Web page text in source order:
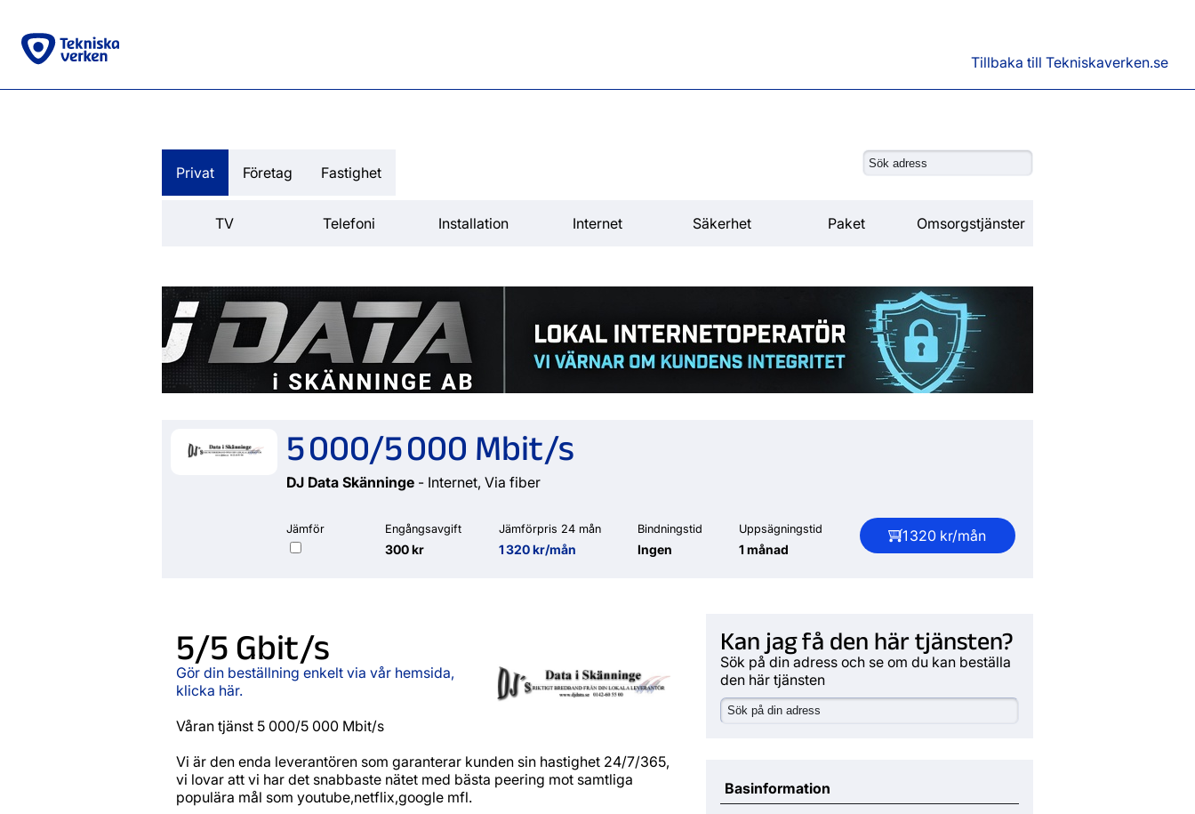
Tillbaka till Tekniskaverken.se
Privat Företag Fastighet
TV Telefoni Installation Internet Säkerhet Paket Omsorgstjänster
5 000/5 000 Mbit/s
DJ Data Skänninge - Internet, Via fiber
Jämför Engångsavgift
300 kr
Jämförpris 24 mån
1 320 kr/mån
Bindningstid
Ingen
Uppsägningstid
1 månad
1 320 kr/mån
5/5 Gbit/s
Gör din beställning enkelt via vår hemsida,
klicka här.
Våran tjänst 5 000/5 000 Mbit/s
Vi är den enda leverantören som garanterar kunden sin hastighet 24/7/365,
vi lovar att vi har det snabbaste nätet med bästa peering mot samtliga
populära mål som youtube,netflix,google mfl.
Kan jag få den här tjänsten?
Sök på din adress och se om du kan beställa
den här tjänsten
Basinformation